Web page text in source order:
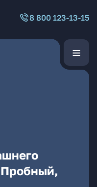
8 800 123-13-15
Пробный,